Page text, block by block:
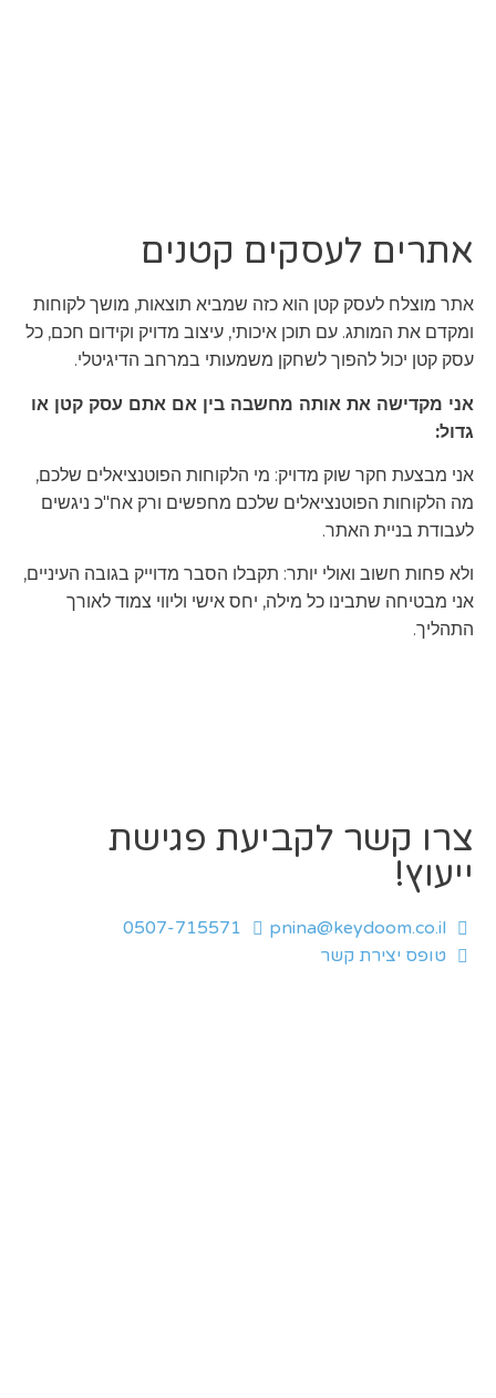
אתרים לעסקים קטנים
אתר מוצלח לעסק קטן הוא כזה שמביא תוצאות, מושך לקוחות
ומקדם את המותג. עם תוכן איכותי, עיצוב מדויק וקידום חכם, כל
עסק קטן יכול להפוך לשחקן משמעותי במרחב הדיגיטלי.
אני מקדישה את אותה מחשבה בין אם אתם עסק קטן או
גדול:
אני מבצעת חקר שוק מדויק: מי הלקוחות הפוטנציאלים שלכם,
מה הלקוחות הפוטנציאלים שלכם מחפשים ורק אח"כ ניגשים
לעבודת בניית האתר.
ולא פחות חשוב ואולי יותר: תקבלו הסבר מדוייק בגובה העיניים,
אני מבטיחה שתבינו כל מילה, יחס אישי וליווי צמוד לאורך
התהליך.
צרו קשר לקביעת פגישת
ייעוץ!
pnina@keydoom.co.il
0507-715571
טופס יצירת קשר